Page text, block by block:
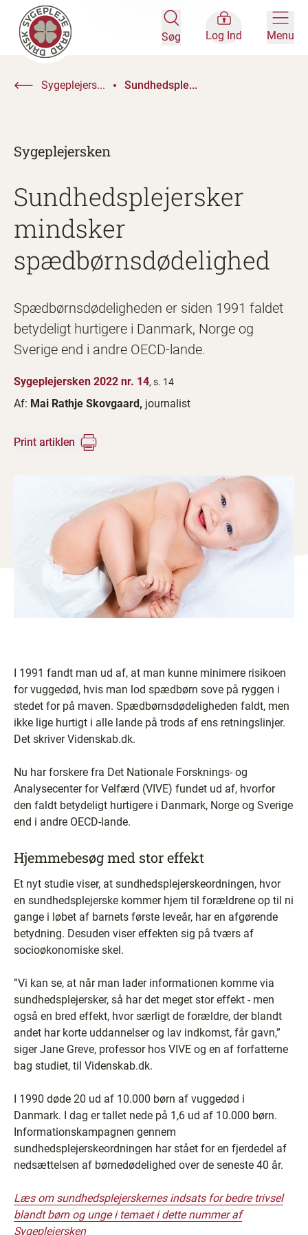
Søg Log Ind Menu
Sygeplejers... Sundhedsple...
Sygeplejersken
Sundhedsplejersker
mindsker
spædbørnsdødelighed
Spædbørnsdødeligheden er siden 1991 faldet
betydeligt hurtigere i Danmark, Norge og
Sverige end i andre OECD-lande.
Sygeplejersken 2022 nr. 14, s. 14
Af: Mai Rathje Skovgaard, journalist
Print artiklen
I 1991 fandt man ud af, at man kunne minimere risikoen
for vuggedød, hvis man lod spædbørn sove på ryggen i
stedet for på maven. Spædbørnsdødeligheden faldt, men
ikke lige hurtigt i alle lande på trods af ens retningslinjer.
Det skriver Videnskab.dk.
Nu har forskere fra Det Nationale Forsknings- og
Analysecenter for Velfærd (VIVE) fundet ud af, hvorfor
den faldt betydeligt hurtigere i Danmark, Norge og Sverige
end i andre OECD-lande.
Hjemmebesøg med stor effekt
Et nyt studie viser, at sundhedsplejerskeordningen, hvor
en sundhedsplejerske kommer hjem til forældrene op til ni
gange i løbet af barnets første leveår, har en afgørende
betydning. Desuden viser effekten sig på tværs af
socioøkonomiske skel.
”Vi kan se, at når man lader informationen komme via
sundhedsplejersker, så har det meget stor effekt - men
også en bred effekt, hvor særligt de forældre, der blandt
andet har korte uddannelser og lav indkomst, får gavn,”
siger Jane Greve, professor hos VIVE og en af forfatterne
bag studiet, til Videnskab.dk.
I 1990 døde 20 ud af 10.000 børn af vuggedød i
Danmark. I dag er tallet nede på 1,6 ud af 10.000 børn.
Informationskampagnen gennem
sundhedsplejerskeordningen har stået for en fjerdedel af
nedsættelsen af børnedødelighed over de seneste 40 år.
Læs om sundhedsplejerskernes indsats for bedre trivsel
blandt børn og unge i temaet i dette nummer af
Sygeplejersken